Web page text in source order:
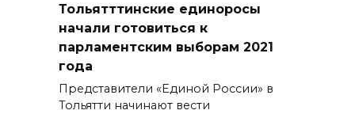
Тольятттинские единоросы
начали готовиться к
парламентским выборам 2021
года
Представители «Единой России» в
Тольятти начинают вести